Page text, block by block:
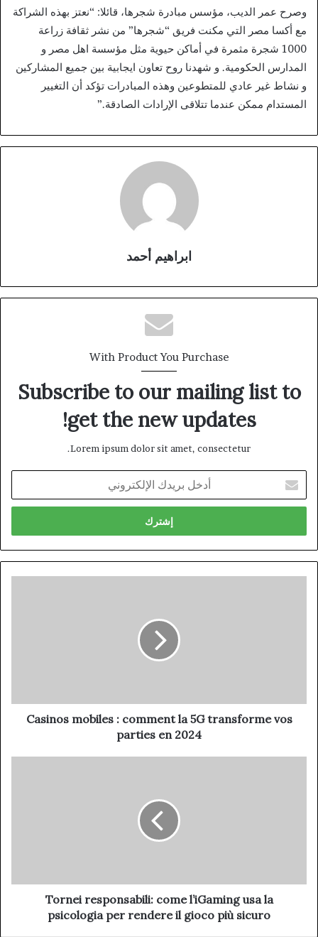
وصرح عمر الديب، مؤسس مبادرة شجرها، قائلا: “نعتز بهذه الشراكة
مع أكسا مصر التي مكنت فريق “شجرها” من نشر ثقافة زراعة
1000 شجرة مثمرة في أماكن حيوية مثل مؤسسة اهل مصر و
المدارس الحكومية. و شهدنا روح تعاون ايجابية بين جميع المشاركين
و نشاط غير عادي للمتطوعين وهذه المبادرات تؤكد أن التغيير
المستدام ممكن عندما تتلاقى الإرادات الصادقة.”
ابراهيم أحمد
With Product You Purchase
Subscribe to our mailing list to
get the new updates!
Lorem ipsum dolor sit amet, consectetur.
بريدك
الإلكتروني
Casinos mobiles : comment la 5G transforme vos
parties en 2024
Tornei responsabili: come l’iGaming usa la
psicologia per rendere il gioco più sicuro